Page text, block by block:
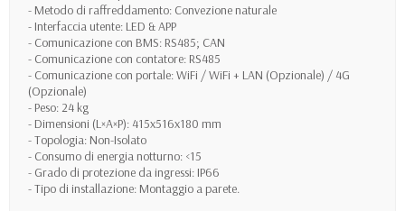
- Metodo di raffreddamento: Convezione naturale
- Interfaccia utente: LED & APP
- Comunicazione con BMS: RS485; CAN
- Comunicazione con contatore: RS485
- Comunicazione con portale: WiFi / WiFi + LAN (Opzionale) / 4G
(Opzionale)
- Peso: 24 kg
- Dimensioni (L×A×P): 415x516x180 mm
- Topologia: Non-Isolato
- Consumo di energia notturno: <15
- Grado di protezione da ingressi: IP66
- Tipo di installazione: Montaggio a parete.